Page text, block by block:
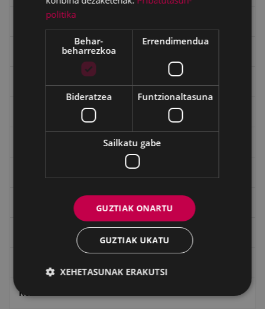
Gerra Zibilaren Interpretazio Zentroa
Ignacio Zuloaga (1870-2020)
Indalecio Ojanguren, Gipuzkoako Foru Aldundia
Juan Antonio Palacios HARRIA
Koko Dantzak
politika
Behar-
beharrezkoa
Errendimendua
Bideratzea Funtzionaltasuna
Sailkatu gabe
GUZTIAK ONARTU
GUZTIAK UKATU
XEHETASUNAK ERAKUTSI